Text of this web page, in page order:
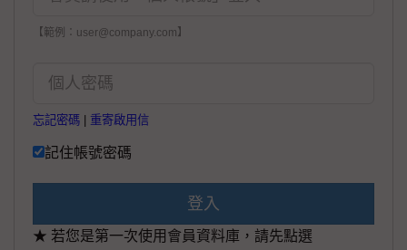
【範例：user@company.com】
忘記密碼 重寄啟用信
記住帳號密碼
登入
★ 若您是第一次使用會員資料庫，請先點選